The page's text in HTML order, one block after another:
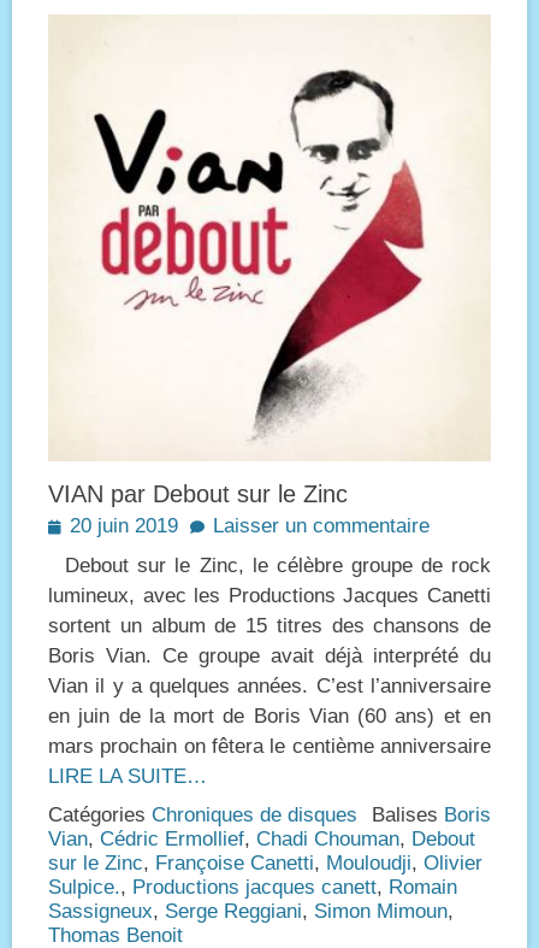
VIAN par Debout sur le Zinc
Posted
20 juin 2019
Laisser un commentaire
Debout sur le Zinc, le célèbre groupe de rock
lumineux, avec les Productions Jacques Canetti
sortent un album de 15 titres des chansons de
Boris Vian. Ce groupe avait déjà interprété du
Vian il y a quelques années. C’est l’anniversaire
en juin de la mort de Boris Vian (60 ans) et en
mars prochain on fêtera le centième anniversaire
LIRE LA SUITE…
Catégories Chroniques de disques Balises Boris
Vian, Cédric Ermollief, Chadi Chouman, Debout
sur le Zinc, Françoise Canetti, Mouloudji, Olivier
Sulpice., Productions jacques canett, Romain
Sassigneux, Serge Reggiani, Simon Mimoun,
Thomas Benoit